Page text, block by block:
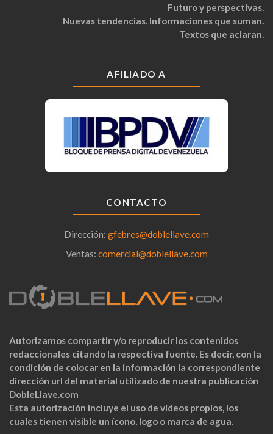
Futuro y perspectivas.
Nuevas tendencias. Informaciones que suman.
Textos que aclaran.
AFILIADO A
CONTACTO
Dirección: gfebres@doblellave.com
Ventas: comercial@doblellave.com
Autorizamos compartir y/o reproducir los contenidos
redaccionales citando la respectiva fuente. Es decir, con la
condición de colocar en la información la correspondiente
dirección url del material utilizado de nuestra publicación
DobleLlave.com
Esta autorización incluye el uso de videos propios, los
cuales tienen visible un ícono, logo o marca de agua.